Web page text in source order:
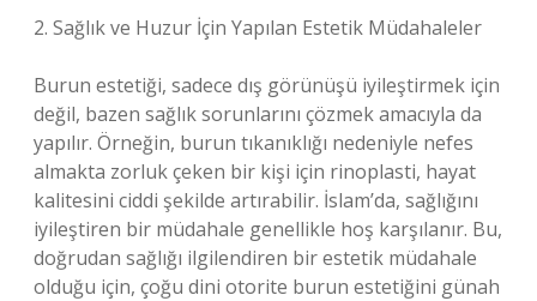
2. Sağlık ve Huzur İçin Yapılan Estetik Müdahaleler
Burun estetiği, sadece dış görünüşü iyileştirmek için
değil, bazen sağlık sorunlarını çözmek amacıyla da
yapılır. Örneğin, burun tıkanıklığı nedeniyle nefes
almakta zorluk çeken bir kişi için rinoplasti, hayat
kalitesini ciddi şekilde artırabilir. İslam’da, sağlığını
iyileştiren bir müdahale genellikle hoş karşılanır. Bu,
doğrudan sağlığı ilgilendiren bir estetik müdahale
olduğu için, çoğu dini otorite burun estetiğini günah